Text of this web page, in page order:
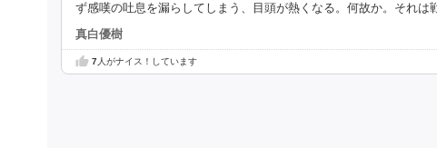
ず感嘆の吐息を漏らしてしまう、目頭が熱くなる。何故か。それは
真白優樹
7人がナイス！しています